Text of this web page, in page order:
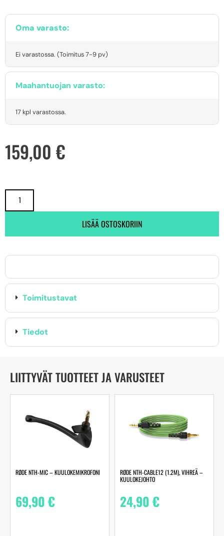
Oma varasto:
Ei varastossa. (Toimitus 7-9 pv)
Maahantuojan varasto:
17 kpl varastossa.
159,00 €
LISÄÄ OSTOSKORIIN
Toimitustavat
Tiedot
LIITTYVÄT TUOTTEET JA VARUSTEET
RØDE NTH-MIC – KUULOKEMIKROFONI
69,90€
RØDE NTH-CABLE12 (1.2M), VIHREÄ –
KUULOKEJOHTO
24,90€